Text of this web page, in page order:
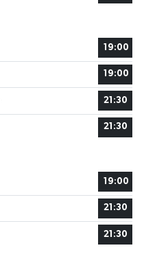
19:00
19:00
21:30
21:30
19:00
21:30
21:30